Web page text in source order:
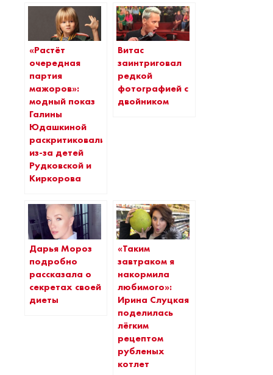
«Растёт
очередная
партия
мажоров»:
модный показ
Галины
Юдашкиной
раскритиковали
из-за детей
Рудковской и
Киркорова
Витас
заинтриговал
редкой
фотографией с
двойником
Дарья Мороз
подробно
рассказала о
секретах своей
диеты
«Таким
завтраком я
накормила
любимого»:
Ирина Слуцкая
поделилась
лёгким
рецептом
рубленых
котлет